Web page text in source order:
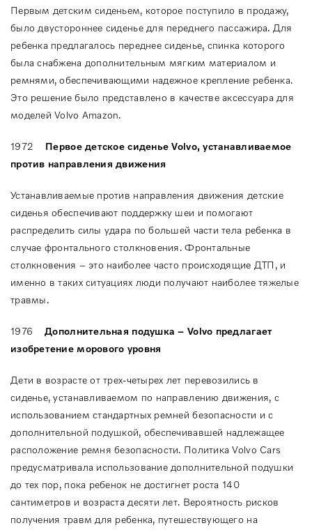
Первым детским сиденьем, которое поступило в продажу,
было двустороннее сиденье для переднего пассажира. Для
ребенка предлагалось переднее сиденье, спинка которого
была снабжена дополнительным мягким материалом и
ремнями, обеспечивающими надежное крепление ребенка.
Это решение было представлено в качестве аксессуара для
моделей Volvo Amazon.
1972 Первое детское сиденье Volvo, устанавливаемое
против направления движения
Устанавливаемые против направления движения детские
сиденья обеспечивают поддержку шеи и помогают
распределить силы удара по большей части тела ребенка в
случае фронтального столкновения. Фронтальные
столкновения – это наиболее часто происходящие ДТП, и
именно в таких ситуациях люди получают наиболее тяжелые
травмы.
1976Дополнительная подушка – Volvo предлагает
изобретение морового уровня
Дети в возрасте от трех-четырех лет перевозились в
сиденье, устанавливаемом по направлению движения, с
использованием стандартных ремней безопасности и с
дополнительной подушкой, обеспечивавшей надлежащее
расположение ремня безопасности. Политика Volvo Cars
предусматривала использование дополнительной подушки
до тех пор, пока ребенок не достигнет роста 140
сантиметров и возраста десяти лет. Вероятность рисков
получения травм для ребенка, путешествующего на